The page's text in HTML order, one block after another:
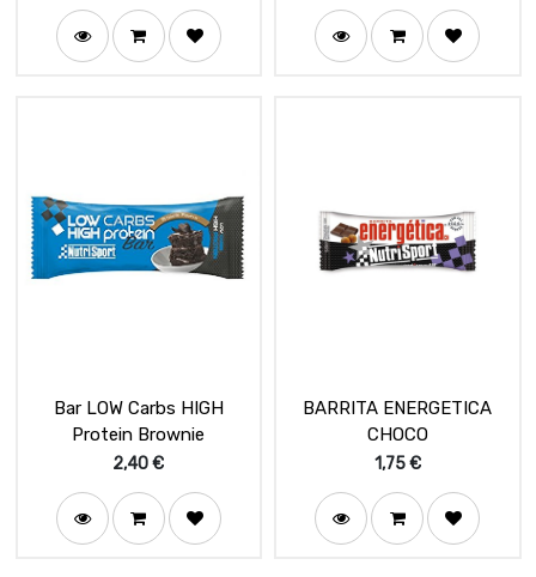
Bar LOW Carbs HIGH
Protein Brownie
2,40€
BARRITA ENERGETICA
CHOCO
1,75€